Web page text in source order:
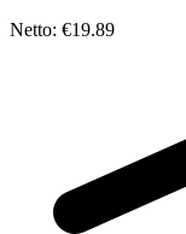
Netto: €19.89